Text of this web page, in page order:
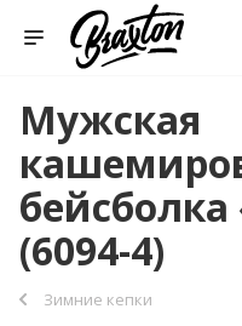
Мужская
бейсболка
(6094-4)
Зимние кепки